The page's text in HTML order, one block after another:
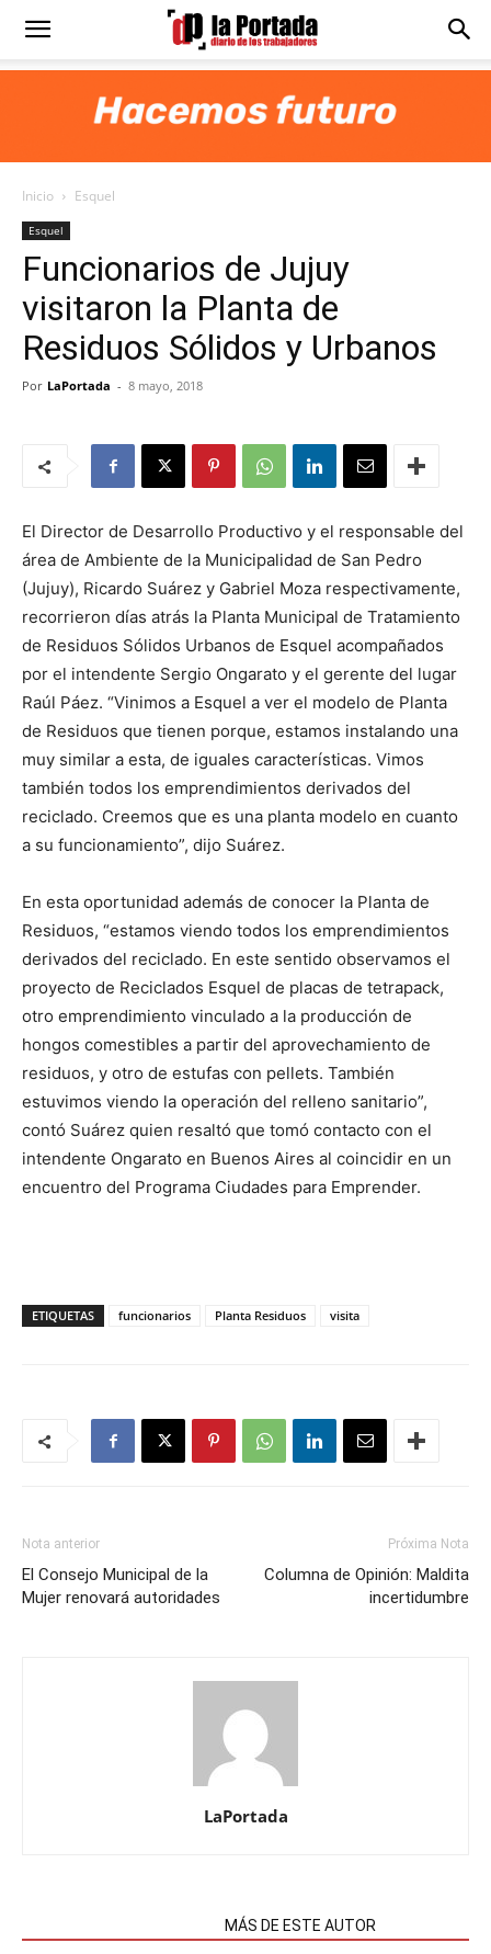
Diario
Portada
Inicio Esquel
Esquel
Funcionarios de Jujuy
visitaron la Planta de
Residuos Sólidos y Urbanos
Por LaPortada - 8 mayo, 2018
El Director de Desarrollo Productivo y el responsable del
área de Ambiente de la Municipalidad de San Pedro
(Jujuy), Ricardo Suárez y Gabriel Moza respectivamente,
recorrieron días atrás la Planta Municipal de Tratamiento
de Residuos Sólidos Urbanos de Esquel acompañados
por el intendente Sergio Ongarato y el gerente del lugar
Raúl Páez. “Vinimos a Esquel a ver el modelo de Planta
de Residuos que tienen porque, estamos instalando una
muy similar a esta, de iguales características. Vimos
también todos los emprendimientos derivados del
reciclado. Creemos que es una planta modelo en cuanto
a su funcionamiento”, dijo Suárez.
En esta oportunidad además de conocer la Planta de
Residuos, “estamos viendo todos los emprendimientos
derivados del reciclado. En este sentido observamos el
proyecto de Reciclados Esquel de placas de tetrapack,
otro emprendimiento vinculado a la producción de
hongos comestibles a partir del aprovechamiento de
residuos, y otro de estufas con pellets. También
estuvimos viendo la operación del relleno sanitario”,
contó Suárez quien resaltó que tomó contacto con el
intendente Ongarato en Buenos Aires al coincidir en un
encuentro del Programa Ciudades para Emprender.
ETIQUETAS funcionarios Planta Residuos visita
Nota anterior
El Consejo Municipal de la
Mujer renovará autoridades
Próxima Nota
Columna de Opinión: Maldita
incertidumbre
LaPortada
MÁS DE ESTE AUTOR